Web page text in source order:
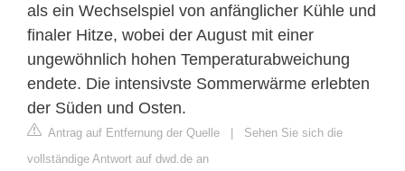
als ein Wechselspiel von anfänglicher Kühle und
finaler Hitze, wobei der August mit einer
ungewöhnlich hohen Temperaturabweichung
endete. Die intensivste Sommerwärme erlebten
der Süden und Osten.
Antrag auf Entfernung der Quelle | Sehen Sie sich die
vollständige Antwort auf dwd.de an